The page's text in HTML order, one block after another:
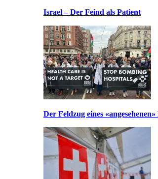
Israel – Der Feind als Patient
Der Feldzug eines